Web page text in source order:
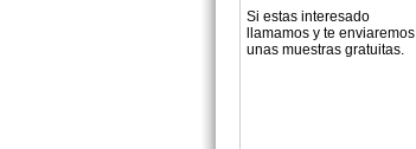
Si estas interesado
llamamos y te enviaremos
unas muestras gratuitas.